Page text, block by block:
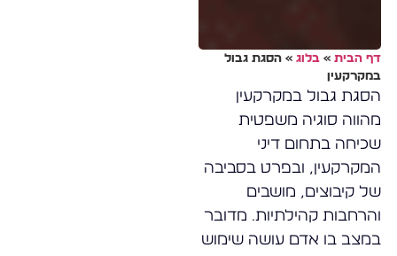
דף הבית» בלוג» הסגת גבול
במקרקעין
הסגת גבול במקרקעין
מהווה סוגיה משפטית
שכיחה בתחום דיני
המקרקעין, ובפרט בסביבה
של קיבוצים, מושבים
והרחבות קהילתיות. מדובר
במצב בו אדם עושה שימוש